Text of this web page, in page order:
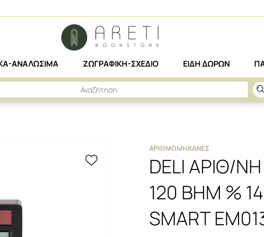
ΑΝΑΛΩΣΙΜΑ ΖΩΓΡΑΦΙΚΗ-ΣΧΕΔΙΟ ΕΙΔΗ ΔΩΡΩΝ
DELI ΑΡΙΘ/ΝΗ 12Ψ ΜΠΑΤ/ΗΛ. 120 ΒΗΜ % 14.9X10.4X2.6CM SMART EM01320 ΜΑΥΡΗ
ΑΡΙΘΜΟΜΗΧΑΝΈΣ
DELI ΑΡΙΘ/
120 ΒΗΜ %
SMART